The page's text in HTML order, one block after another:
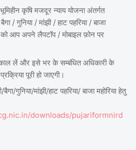
कृषि मजदूर न्याय योजना अंतर्गत
/ गुनिया / मांझी / हाट पहरिया / बाजा
को आप अपने लैपटॉप / मोबाइल फ़ोन पर
लें और इसे भर के सम्बंधित अधिकारी के
पूरी हो जाएगी।
गुनिया/मांझी/हाट पहरिया/ बाजा महोरिया हेतु
downloads/pujariformnird